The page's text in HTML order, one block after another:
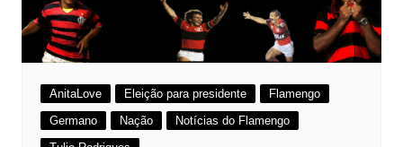
AnitaLove Eleição para presidente
Flamengo
Germano
Nação
Notícias do Flamengo